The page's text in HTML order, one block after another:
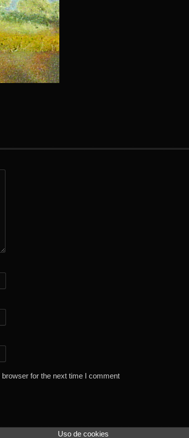
for the next time I comment
Uso de cookies